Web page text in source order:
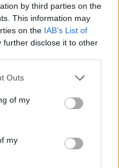
by third parties on the
This information may
on the IAB’s List of
further disclose it to other
one or more Google
You may click to
its third-party tags to
in below Google
Outs
of my
my
φύγει από τη ζωή
«Είναι υπέροχο να
υγιής για να
μου. Να τους